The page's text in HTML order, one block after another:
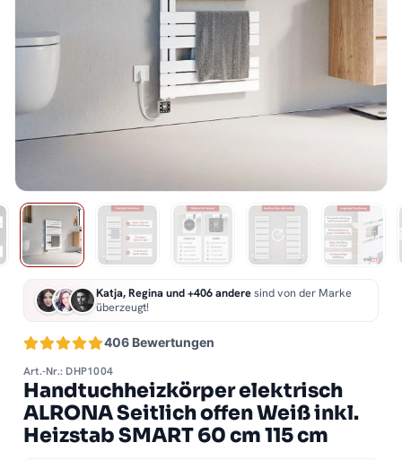
406 Bewertungen
Katja, Regina und +406 anderesind von der Marke
überzeugt!
Art.-Nr.: DHP1004
Handtuchheizkörper elektrisch
ALRONA Seitlich offen Weiß inkl.
Heizstab SMART 60 cm 115 cm